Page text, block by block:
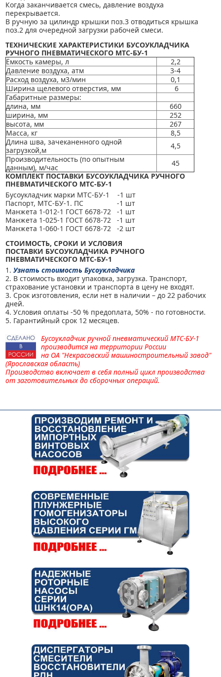
Когда заканчивается смесь, давление воздуха
перекрывается.
В ручную за цилиндр крышки поз.3 отводиться крышка
поз.2 для очередной загрузки рабочей смеси.
ТЕХНИЧЕСКИЕ ХАРАКТЕРИСТИКИ БУСОУКЛАДЧИКА
РУЧНОГО ПНЕВМАТИЧЕСКОГО МТС-БУ-1
Ёмкость камеры, л
2,2
Давление воздуха, атм
3-4
Расход воздуха, м3/мин
0,1
Ширина щелевого отверстия, мм
6
Габаритные размеры:
длина, мм
660
ширина, мм
252
высота, мм
267
Масса, кг
8,5
Длина шва, зачеканенного одной
загрузкой,м
4,5
Производительность (по опытным
данным), м/час
45
КОМПЛЕКТ ПОСТАВКИ БУСОУКЛАДЧИКА РУЧНОГО
ПНЕВМАТИЧЕСКОГО МТС-БУ-1
Бусоукладчик марки МТС-БУ-1 -1 шт
Паспорт, МТС-БУ-1. ПС -1 шт
Манжета 1-012-1 ГОСТ 6678-72 -1 шт
Манжета 1-025-1 ГОСТ 6678-72 -1 шт
Манжета 1-060-1 ГОСТ 6678-72 -2 шт
СТОИМОСТЬ, СРОКИ И УСЛОВИЯ
ПОСТАВКИ БУСОУКЛАДЧИКА РУЧНОГО
ПНЕВМАТИЧЕСКОГО МТС-БУ-1
1. Узнать стоимость Бусоукладчика
2. В стоимость входит упаковка, загрузка. Транспорт,
страхование установки и транспорта в цену не входят.
3. Срок изготовления, если нет в наличии – до 22 рабочих
дней.
4. Условия оплаты -50 % предоплата, 50% - по готовности.
5. Гарантийный срок 12 месяцев.
Бусоукладчик ручной пневматический МТС-БУ-1
производится на территории России
на ОА "Некрасовский машиностроительный завод"
(Ярославская область)
Производство включает в себя полный цикл производства
от заготовительных до сборочных операций.